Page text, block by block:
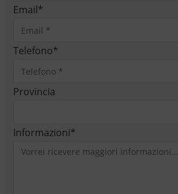
Email*
Telefono*
Provincia
Informazioni*